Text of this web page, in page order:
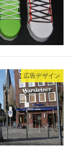
広告デザイン